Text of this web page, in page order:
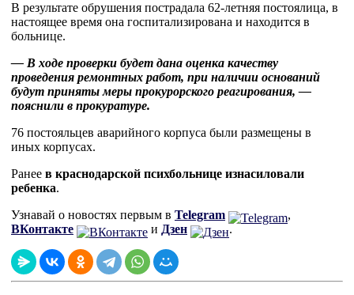
В результате обрушения пострадала 62-летняя постоялица, в
настоящее время она госпитализирована и находится в
больнице.
— В ходе проверки будет дана оценка качеству
проведения ремонтных работ, при наличии оснований
будут приняты меры прокурорского реагирования, —
пояснили в прокуратуре.
76 постояльцев аварийного корпуса были размещены в
иных корпусах.
Ранее в краснодарской психбольнице изнасиловали
ребенка.
Узнавай о новостях первым в Telegram
,
ВКонтакте
и Дзен .